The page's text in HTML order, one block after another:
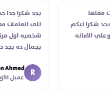
معاها
بجد شكرا ليكم
وعلي الامانه
بجد شكرا
للي
شخصيه
بجمال ده
اسكندرية
R
عميل